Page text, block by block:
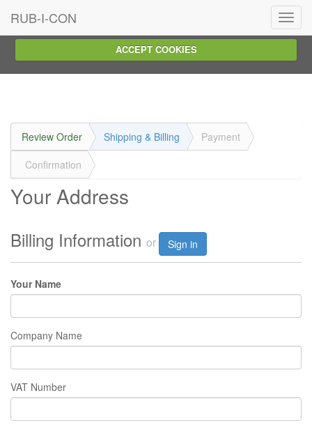
read about them here.
To use the website as intended please...
ACCEPT COOKIES
RUB-I-CON
Review Order Shipping & Billing
Payment
Confirmation
Your Address
Billing Information or Sign in
Your Name
Company Name
VAT Number